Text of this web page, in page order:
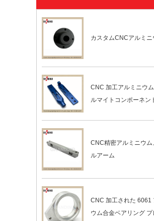
カスタムCNCアルミニ
CNC 加工アルミニウ
ルマイトコンポーネン
CNC精密アルミニウム
ルアーム
CNC 加工された 6061
ウム合金ベアリング プ